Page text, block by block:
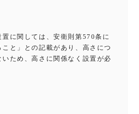
置に関しては、安衛則第570条に
こと」との記載があり、高さにつ
ため、高さに関係なく設置が必